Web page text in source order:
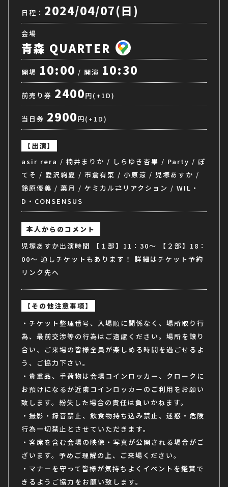
日程： 2024/04/07(日)
会場
青森 QUARTER
開場 10:00 / 開演 10:30
前売り券 2400円(+1D)
当日券 2900円(+1D)
【出演】
asir rera / 楠井まりか / しらゆき杏果 / Party / ぽ
てそ / 愛沢絢夏 / 市倉有菜 / 小原涼 / 児塚あすか /
鈴原優美 / 葉月 / ケミカル⇄リアクション / WIL・
D・CONSENSUS
本人からのコメント
児塚あすか出演時間 【１部】11：30～ 【２部】18：
00～ 通しチケットもあります！ 詳細はチケット予約
リンク先へ
【その他注意事項】
・チケット整理番号、入場順に関係なく、場所取り行
為、最前交渉等の行為はご遠慮ください。場所を譲り
合い、ご来場の皆様全員が楽しめる時間を過ごせるよ
う、ご協力下さい。
・貴重品、手荷物は会場コインロッカー、クロークに
お預けになるか近隣コインロッカーのご利用をお願い
致します。紛失した場合の責任は負いかねます。
・撮影・録音禁止、飲食物持ち込み禁止、迷惑・危険
行為一切禁止とさせていただきます。
・客席を含む会場の映像・写真が公開される場合がご
ざいます。予めご理解の上、ご来場ください。
・マナーを守って皆様が気持ちよくイベントを鑑賞で
きるようご協力をお願い致します。